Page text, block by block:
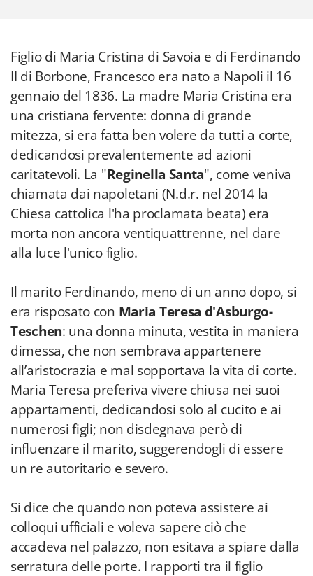
Figlio di Maria Cristina di Savoia e di Ferdinando
II di Borbone, Francesco era nato a Napoli il 16
gennaio del 1836. La madre Maria Cristina era
una cristiana fervente: donna di grande
mitezza, si era fatta ben volere da tutti a corte,
dedicandosi prevalentemente ad azioni
caritatevoli. La "Reginella Santa", come veniva
chiamata dai napoletani (N.d.r. nel 2014 la
Chiesa cattolica l'ha proclamata beata) era
morta non ancora ventiquattrenne, nel dare
alla luce l'unico figlio.
Il marito Ferdinando, meno di un anno dopo, si
era risposato con Maria Teresa d'Asburgo-
Teschen: una donna minuta, vestita in maniera
dimessa, che non sembrava appartenere
all’aristocrazia e mal sopportava la vita di corte.
Maria Teresa preferiva vivere chiusa nei suoi
appartamenti, dedicandosi solo al cucito e ai
numerosi figli; non disdegnava però di
influenzare il marito, suggerendogli di essere
un re autoritario e severo.
Si dice che quando non poteva assistere ai
colloqui ufficiali e voleva sapere ciò che
accadeva nel palazzo, non esitava a spiare dalla
serratura delle porte. I rapporti tra il figlio